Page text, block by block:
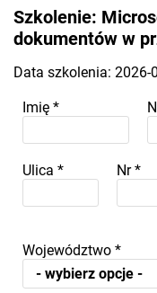
Szkolenie:
dokumentów w
Data szkolenia: 2026-
Imię *
Ulica * Nr*
Województwo *